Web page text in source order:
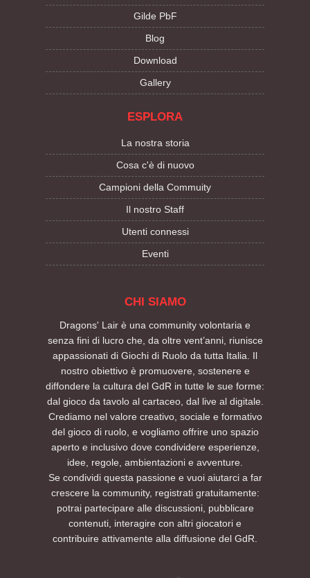
Gilde PbF
Blog
Download
Gallery
ESPLORA
La nostra storia
Cosa c'è di nuovo
Campioni della Commuity
Il nostro Staff
Utenti connessi
Eventi
CHI SIAMO
Dragons' Lair è una community volontaria e
senza fini di lucro che, da oltre vent’anni, riunisce
appassionati di Giochi di Ruolo da tutta Italia. Il
nostro obiettivo è promuovere, sostenere e
diffondere la cultura del GdR in tutte le sue forme:
dal gioco da tavolo al cartaceo, dal live al digitale.
Crediamo nel valore creativo, sociale e formativo
del gioco di ruolo, e vogliamo offrire uno spazio
aperto e inclusivo dove condividere esperienze,
idee, regole, ambientazioni e avventure.
Se condividi questa passione e vuoi aiutarci a far
crescere la community, registrati gratuitamente:
potrai partecipare alle discussioni, pubblicare
contenuti, interagire con altri giocatori e
contribuire attivamente alla diffusione del GdR.